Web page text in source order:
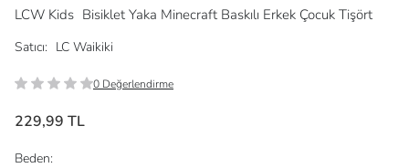
LCW Kids Bisiklet Yaka Minecraft Baskılı Erkek Çocuk Tişört
Satıcı: LC Waikiki
0 Değerlendirme
229,99 TL
Beden: